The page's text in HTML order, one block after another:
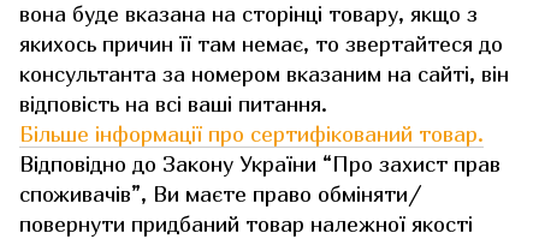
вона буде вказана на сторінці товару, якщо з
якихось причин її там немає, то звертайтеся до
консультанта за номером вказаним на сайті, він
відповість на всі ваші питання.
Більше інформації про сертифікований товар.
Відповідно до Закону України “Про захист прав
споживачів”, Ви маєте право обміняти/
повернути придбаний товар належної якості